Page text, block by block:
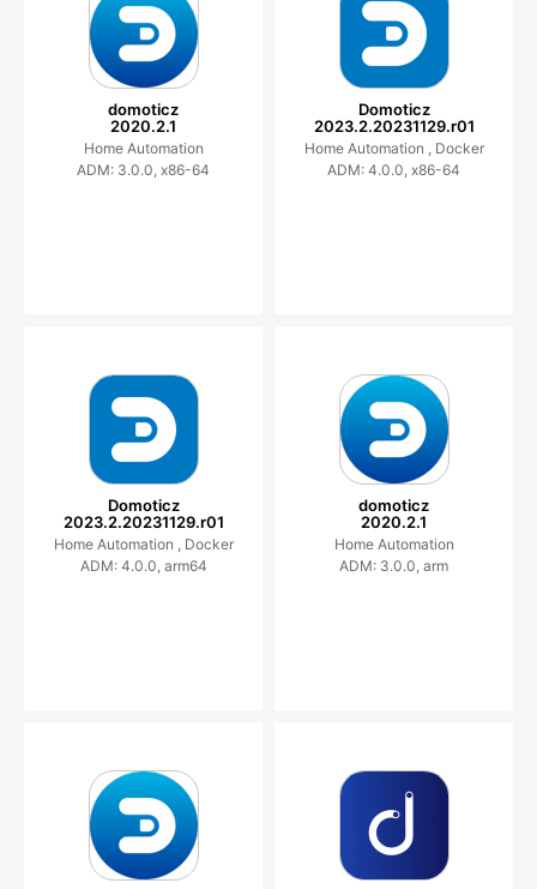
domoticz
2020.2.1
Home Automation
ADM: 3.0.0, x86-64
Domoticz
2023.2.20231129.r01
Home Automation , Docker
ADM: 4.0.0, x86-64
Domoticz
2023.2.20231129.r01
Home Automation , Docker
ADM: 4.0.0, arm64
domoticz
2020.2.1
Home Automation
ADM: 3.0.0, arm